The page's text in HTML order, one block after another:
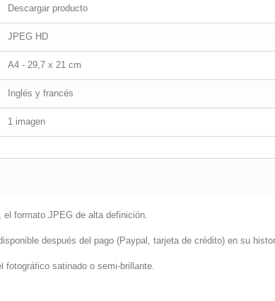
Descargar producto
JPEG HD
A4 - 29,7 x 21 cm
Inglés y francés
1 imagen
el formato JPEG de alta definición.
después del pago (Paypal, tarjeta de crédito) en su
fotográfico satinado o semi-brillante.
web utiliza cookies propias y de terceros para mejorar
publicidad relacionada con sus preferencias mediante el